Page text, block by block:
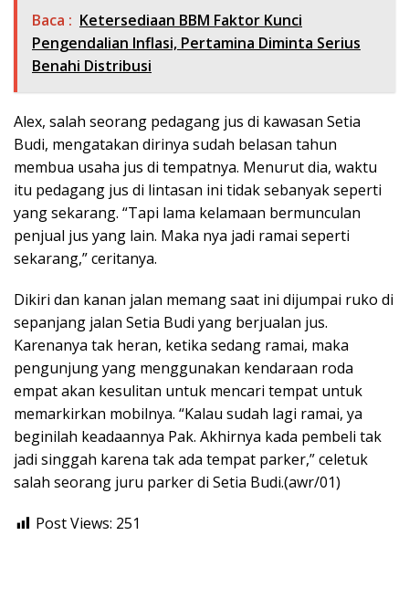
Baca : Ketersediaan BBM Faktor Kunci
Pengendalian Inflasi, Pertamina Diminta Serius
Benahi Distribusi
Alex, salah seorang pedagang jus di kawasan Setia
Budi, mengatakan dirinya sudah belasan tahun
membua usaha jus di tempatnya. Menurut dia, waktu
itu pedagang jus di lintasan ini tidak sebanyak seperti
yang sekarang. “Tapi lama kelamaan bermunculan
penjual jus yang lain. Maka nya jadi ramai seperti
sekarang,” ceritanya.
Dikiri dan kanan jalan memang saat ini dijumpai ruko di
sepanjang jalan Setia Budi yang berjualan jus.
Karenanya tak heran, ketika sedang ramai, maka
pengunjung yang menggunakan kendaraan roda
empat akan kesulitan untuk mencari tempat untuk
memarkirkan mobilnya. “Kalau sudah lagi ramai, ya
beginilah keadaannya Pak. Akhirnya kada pembeli tak
jadi singgah karena tak ada tempat parker,” celetuk
salah seorang juru parker di Setia Budi.(awr/01)
Post Views: 251